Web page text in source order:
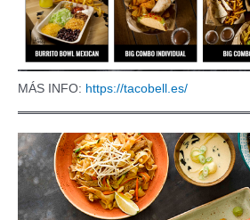
MÁS INFO: https://tacobell.es/